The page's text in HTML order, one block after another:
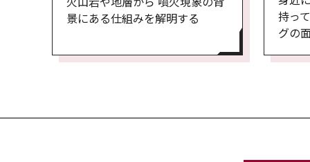
景にある仕組みを解明する
持っ
グの